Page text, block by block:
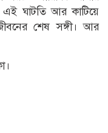
ঘাটতি আর কাটিয়ে
শেষ সঙ্গী। আর